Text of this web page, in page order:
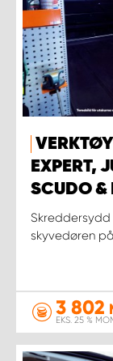
EXPERT,
SCUDO &
skyvedøren
3 802
EKS. 25 %